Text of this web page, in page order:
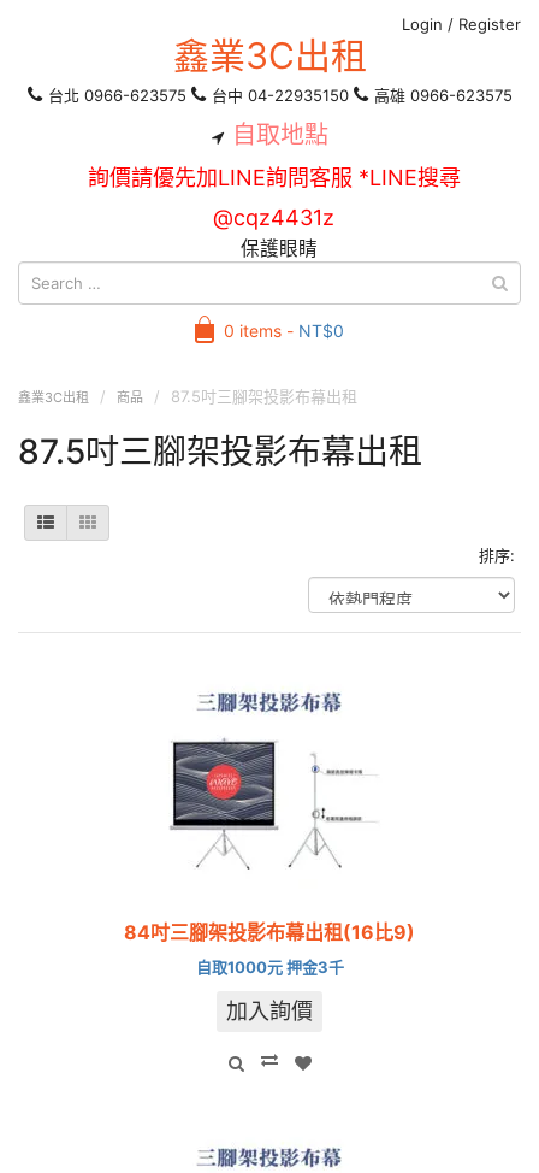
Login / Register
鑫業3C出租
台北 0966-623575 台中 04-22935150 高雄 0966-623575
自取地點
詢價請優先加LINE詢問客服 *LINE搜尋
@cqz4431z
保護眼睛
0 items - NT$0
鑫業3C出租 商品 87.5吋三腳架投影布幕出租
87.5吋三腳架投影布幕出租
排序:
84吋三腳架投影布幕出租(16比9)
自取1000元 押金3千
加入詢價